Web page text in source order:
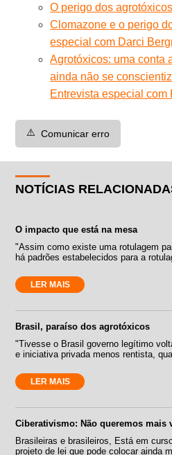
O perigo dos agrotóxicos
Clomazone e o perigo
especial com Darci
Agrotóxicos: uma conta
ainda não se
Entrevista especial com
⚠️ Comunicar erro
NOTÍCIAS
O impacto que está na mesa
"Assim como existe uma rotulagem
há padrões estabelecidos para a
LER MAIS
Brasil, paraíso dos agrotóxicos
"Tivesse o Brasil governo legítimo
e iniciativa privada menos rentista,
LER MAIS
Ciberativismo: Não queremos mais
Brasileiras e brasileiros, Está em
projeto de lei que pode colocar ainda